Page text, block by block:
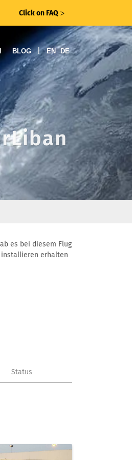
Click on FAQ ᐳ
BLOG | EN DE
es bei diesem Flug
installieren erhalten
Status